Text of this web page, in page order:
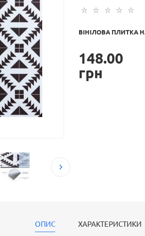
ВІНІЛОВА ПЛИТКА
148.00
грн
ОПИС ХАРАКТЕРИСТИКИ